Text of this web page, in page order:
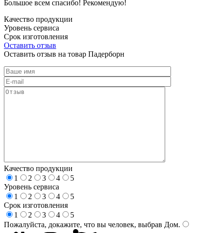
Большое всем спасибо! Рекомендую!
Качество продукции
Уровень сервиса
Срок изготовления
Оставить отзыв
Оставить отзыв на товар Падерборн
Качество продукции
1
2 3 4
5
Уровень сервиса
1
2 3 4
5
Срок изготовления
1
2 3 4
5
Пожалуйста, докажите, что вы человек, выбрав Дом.